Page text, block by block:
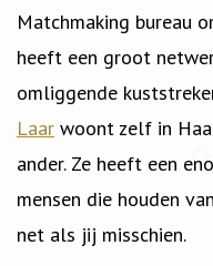
Matchmaking bureau
heeft een groot
omliggende
Laar woont zelf in
ander. Ze heeft een
mensen die houden
net als jij misschien.